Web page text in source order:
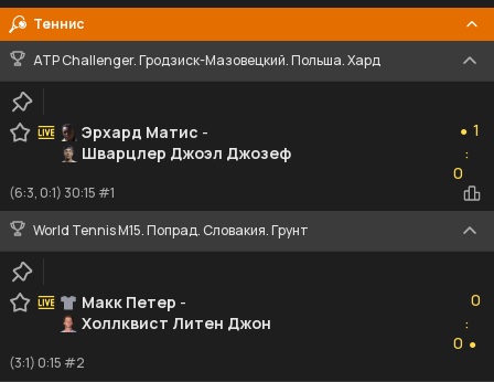
Теннис
ATP Challenger. Гродзиск-Мазовецкий. Польша. Хард
Эрхард Матис -
Шварцлер Джоэл Джозеф
● 1
:
0
(6:3, 0:1) 30:15 #1
World Tennis M15. Попрад. Словакия. Грунт
Макк Петер -
Холлквист Литен Джон
0
:
0 ●
(3:1) 0:15 #2